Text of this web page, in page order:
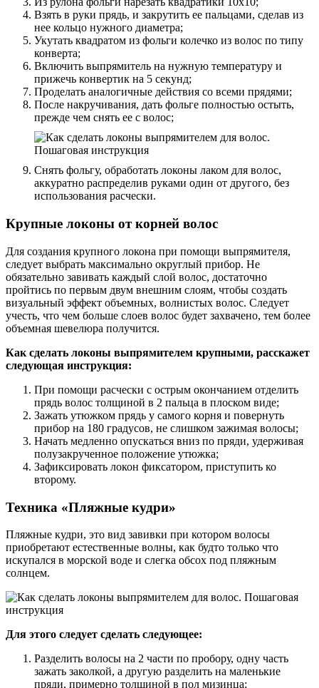
Взять в руки прядь, и закрутить ее пальцами, сделав из
нее кольцо нужного диаметра;
Укутать квадратом из фольги колечко из волос по типу
конверта;
Включить выпрямитель на нужную температуру и
прижечь конвертик на 5 секунд;
Проделать аналогичные действия со всеми прядями;
После накручивания, дать фольге полностью остыть,
прежде чем снять ее с волос;
Снять фольгу, обработать локоны лаком для волос,
аккуратно распределив руками один от другого, без
использования расчески.
Крупные локоны от корней волос
Для создания крупного локона при помощи выпрямителя,
следует выбрать максимально округлый прибор. Не
обязательно завивать каждый слой волос, достаточно
пройтись по первым двум внешним слоям, чтобы создать
визуальный эффект объемных, волнистых волос. Следует
учесть, что чем больше слоев волос будет захвачено, тем более
объемная шевелюра получится.
Как сделать локоны выпрямителем крупными, расскажет
следующая инструкция:
При помощи расчески с острым окончанием отделить
прядь волос толщиной в 2 пальца в плоском виде;
Зажать утюжком прядь у самого корня и повернуть
прибор на 180 градусов, не слишком зажимая волосы;
Начать медленно опускаться вниз по пряди, удерживая
полузакрученное положение утюжка;
Зафиксировать локон фиксатором, приступить ко
второму.
Техника «Пляжные кудри»
Пляжные кудри, это вид завивки при котором волосы
приобретают естественные волны, как будто только что
искупался в морской воде и слегка обсох под пляжным
солнцем.
Для этого следует сделать следующее:
Разделить волосы на 2 части по пробору, одну часть
зажать заколкой, а другую разделить на маленькие
пряди, примерно толщиной в пол мизинца;